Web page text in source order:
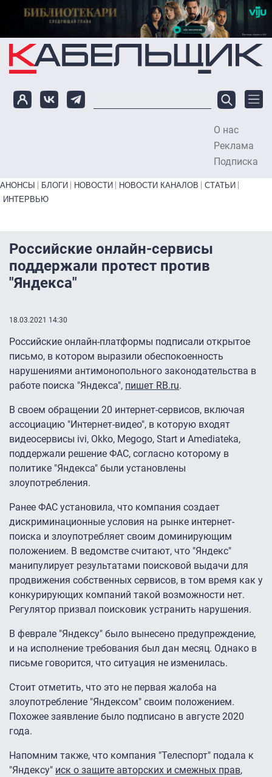
Перейти к основному содержанию
О нас
Реклама
Подписка
Primary links bottom
АНОНСЫ БЛОГИ НОВОСТИ НОВОСТИ КАНАЛОВ
СТАТЬИ
ИНТЕРВЬЮ
Российские онлайн-сервисы
поддержали протест против
"Яндекса"
18.03.2021 14:30
Российские онлайн-платформы подписали открытое
письмо, в котором выразили обеспокоенность
нарушениями антимонопольного законодательства в
работе поиска "Яндекса", пишет RB.ru.
В своем обращении 20 интернет-сервисов, включая
ассоциацию "Интернет-видео", в которую входят
видеосервисы ivi, Okko, Megogo, Start и Amediateka,
поддержали решение ФАС, согласно которому в
политике "Яндекса" были установлены
злоупотребления.
Ранее ФАС установила, что компания создает
дискриминационные условия на рынке интернет-
поиска и злоупотребляет своим доминирующим
положением. В ведомстве считают, что "Яндекс"
манипулирует результатами поисковой выдачи для
продвижения собственных сервисов, в том время как у
конкурирующих компаний такой возможности нет.
Регулятор призвал поисковик устранить нарушения.
В феврале "Яндексу" было вынесено предупреждение,
и на исполнение требования был дан месяц. Однако в
письме говорится, что ситуация не изменилась.
Стоит отметить, что это не первая жалоба на
злоупотребление "Яндексом" своим положением.
Похожее заявление было подписано в августе 2020
года.
Напомним также, что компания "Телеспорт" подала к
"Яндексу" иск о защите авторских и смежных прав,